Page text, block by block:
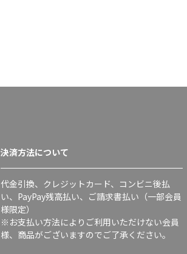
決済方法について
代金引換、クレジットカード、コンビニ後払
い、PayPay残高払い、ご請求書払い（一部会員
様限定）
※お支払い方法によりご利用いただけない会員
様、商品がございますのでご了承ください。